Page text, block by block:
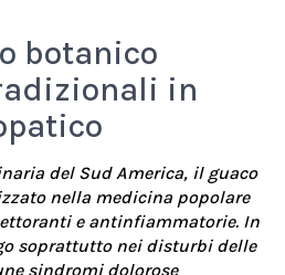
botanico
in
del Sud America, il guaco
nella medicina popolare
e antinfiammatorie. In
soprattutto nei disturbi delle
sindromi dolorose